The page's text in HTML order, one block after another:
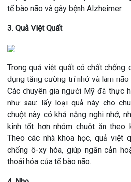
tế bào não và gây bệnh Alzheimer.
3. Quả Việt Quất
Trong quả việt quất có chất chống
dụng tăng cường trí nhớ và làm não
Các chuyên gia người Mỹ đã thực
như sau: lấy loại quả này cho
chuột này có khả năng nghi nhớ,
kinh tốt hơn nhóm chuột ăn theo
Theo các nhà khoa học, quả việt
chống ô-xy hóa, giúp ngăn cản
thoái hóa của tế bào não.